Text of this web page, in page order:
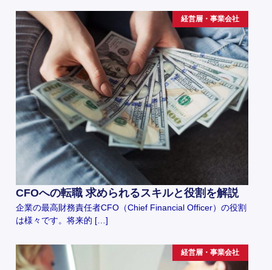
経営層・事業会社
CFOへの転職 求められるスキルと役割を解説
企業の最高財務責任者CFO（Chief Financial Officer）の役割
は様々です。将来的 […]
経営層・事業会社